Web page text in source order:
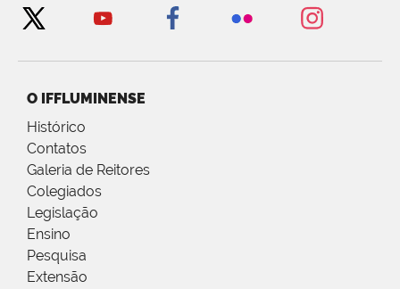
O IFFLUMINENSE
Histórico
Contatos
Galeria de Reitores
Colegiados
Legislação
Ensino
Pesquisa
Extensão